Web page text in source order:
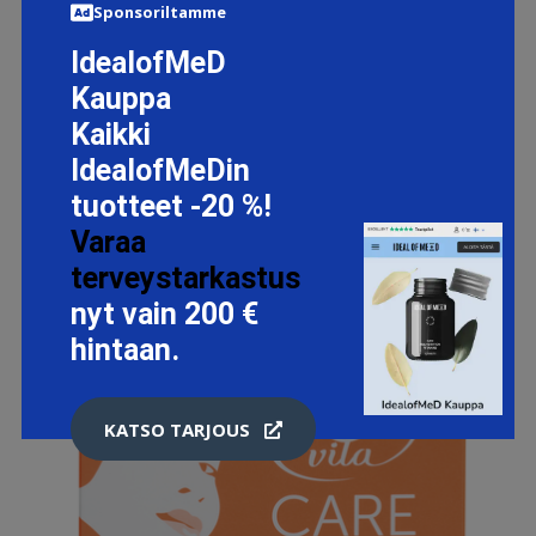
Sponsoriltamme
IdealofMeD
Kauppa
Kaikki
IdealofMeDin
tuotteet -20 %!
Varaa
terveystarkastus
nyt vain 200 €
hintaan.
KATSO TARJOUS